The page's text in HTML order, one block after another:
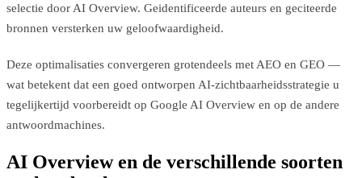
selectie door AI Overview. Geidentificeerde auteurs en geciteerde
bronnen versterken uw geloofwaardigheid.
Deze optimalisaties convergeren grotendeels met AEO en GEO —
wat betekent dat een goed ontworpen AI-zichtbaarheidsstrategie u
tegelijkertijd voorbereidt op Google AI Overview en op de andere
antwoordmachines.
AI Overview en de verschillende soorten